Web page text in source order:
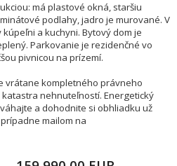
má plastové okná, staršiu
podlahy, jadro je murované. V
a kuchyni. Bytový dom je
Parkovanie je rezidenčné vo
pivnicou na prízemí.
vrátane kompletného právneho
nehnuteľností. Energetický
a dohodnite si obhliadku už
mailom na